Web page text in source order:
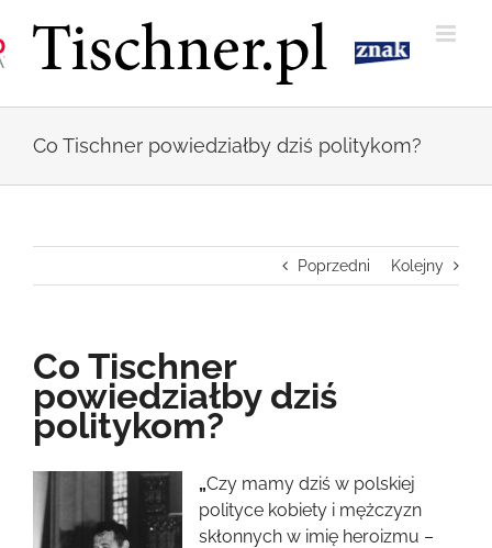
zawartości
Co Tischner powiedziałby dziś politykom?
Poprzedni Kolejny
Co Tischner
powiedziałby dziś
politykom?
Pokaż
większy
obrazek
„Czy mamy dziś w polskiej
polityce kobiety i mężczyzn
skłonnych w imię heroizmu –